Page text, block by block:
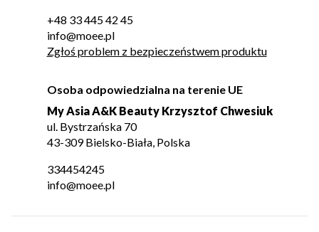
+48 33 445 42 45
info@moee.pl
Zgłoś problem z bezpieczeństwem produktu
Osoba odpowiedzialna na terenie UE
My Asia A&K Beauty Krzysztof Chwesiuk
ul. Bystrzańska 70
43-309 Bielsko-Biała, Polska
334454245
info@moee.pl